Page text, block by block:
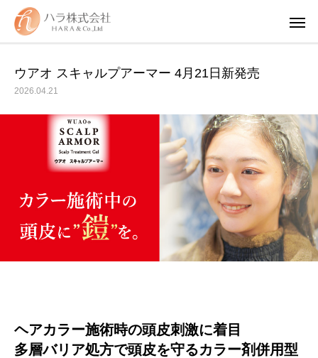
ハラグループオリジナルブランド
驚きや喜びの声、それを耳にした私たちの感動を
「ウアオ！」という感嘆の言葉に込めてネーミングしました。
ウアオ スキャルプアーマー 4月21日新発売
2026.04.21
ヘアカラー施術時の頭皮刺激に着目
多層バリア処方で頭皮を守るカラー剤併用型